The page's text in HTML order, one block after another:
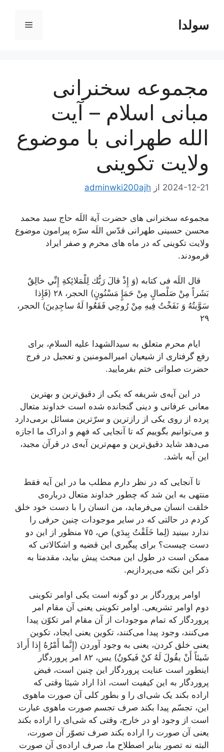
محتواسولدا فهرست
مجموعه سخنرانی
مبانی اسلام – آیت
الله طهرانی با موضوع
ولایت تکوینی
2024-12-21 از adminwki200ajh
مجموعه سخنرانی های حضرت آیة اللَه حاج سید محمد
محسن حسینی طهرانی قدّس اللَه سرّه پیرامون موضوع
ولایت تکوینی که در ماه های محرم و صفر ایراد
فرمودند.
قال اللَه فی کتابه‌ (وَ إِذْ قالَ رَبُّك لِلْمَلائِكةِ إِنِّي خالِقٌ
بَشَراً مِنْ صَلْصالٍ مِنْ حَمَإٍ مَسْنُونٍ) الحجر، ٢٨
(فَإِذا
سَوَّيتُهُ وَ نَفَخْتُ فِيهِ مِنْ رُوحِي فَقَعُوا لَهُ ساجِدِينَ) الحجر،
٢٩
ایام محرم متعلق به سیدالشهدا علیه السلام، برای
رفع گرفتاری از شیعیان امیرالمومنین و تعجیل در فرج
حضرت صلواتی ختم بفرمایید.
در این آیه‌ی شریفه که یکی از دقیق‌ترین و بهترین
معانی عرفانی و دینی گنجانده شده است خداوند متعال
پرده از روی یکی از رازترین و سرّترین مسائل برمی‌دارد
و می‌توانیم بگوییم که تا آنجایی که فهم و ادراک ما اجازه
می‌دهد شاید دقیق‌ترین و مهم‌ترین آیه‌ی در قرآن مجید،
این آیه باشد.
تا آنجایی که در نظر دارم مطلب ما در این آیه فقط
منتهی به این شد که چطور خداوند متعال درباره‌ی
خلقت انسان می‌فرماید، من انسان را با دست خود خلق
کردم در حالتی که در سایر موجودات چنین حرفی را
ندارد ببینید (لِما خَلَقْتُ بِيدَي)
ص، ٧٥ منظور از این دو
دست چیست؟ برای پیگیری این قضیه و اشکالاتی که
ممکن است در طول این مبحث پیش بیاید، مقدمتا به
ذکر این نکته می‌پردازیم.
اوامر پروردگار بر دو گونه است یکی اوامر تکوینی
دوم اوامر تشریعی. اوامر تکوینی یعنی آن مقام امر
پروردگار که تمام موجودات از آن مقام امر تکوّن پیدا
می‌کنند، وجود پیدا می‌کنند، تکوین یعنی ایجاد، تکوین
یعنی خلق کردن، یعنی به وجود آوردن‌ (إِنَّما أَمْرُهُ إِذا أَرادَ
شَيئاً أَنْ يقُولَ لَهُ كنْ فَيكونُ)
یس، ٨٢ امر پروردگار
اینطور است عنایت پروردگار این چنین است، فیض
پروردگار به این کیفیت است، اذا اراد شیئا وقتی که
اراده بکند یک شی‌ای را و بطور کلی آن صورت ماهوی
این، تجسّم پیدا بکند صرف تجسم صورت ماهوی عبارت
است از وجود او در خارج، وقتی که شی‌ای را اراده بکند
یعنی آن صورت را اراده بکند صرف تصوّر آن صورت،
البته نه تصور بنابر اصطلاح ما، صرف اراده‌ی آن صورت